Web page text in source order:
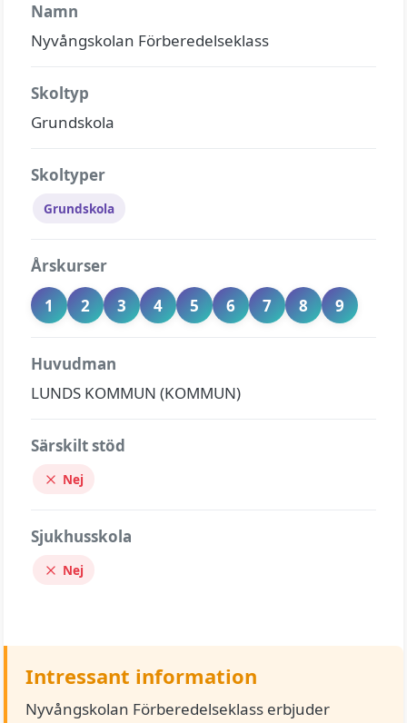
Namn
Nyvångskolan Förberedelseklass
Skoltyp
Grundskola
Skoltyper
Grundskola
Årskurser
1
2 3 4 5 6 7 8 9
Huvudman
LUNDS KOMMUN (KOMMUN)
Särskilt stöd
Nej
Sjukhusskola
Nej
Intressant information
Nyvångskolan Förberedelseklass erbjuder